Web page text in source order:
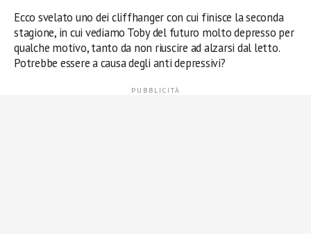
Ecco svelato uno dei cliffhanger con cui finisce la seconda
stagione, in cui vediamo Toby del futuro molto depresso per
qualche motivo, tanto da non riuscire ad alzarsi dal letto.
Potrebbe essere a causa degli anti depressivi?